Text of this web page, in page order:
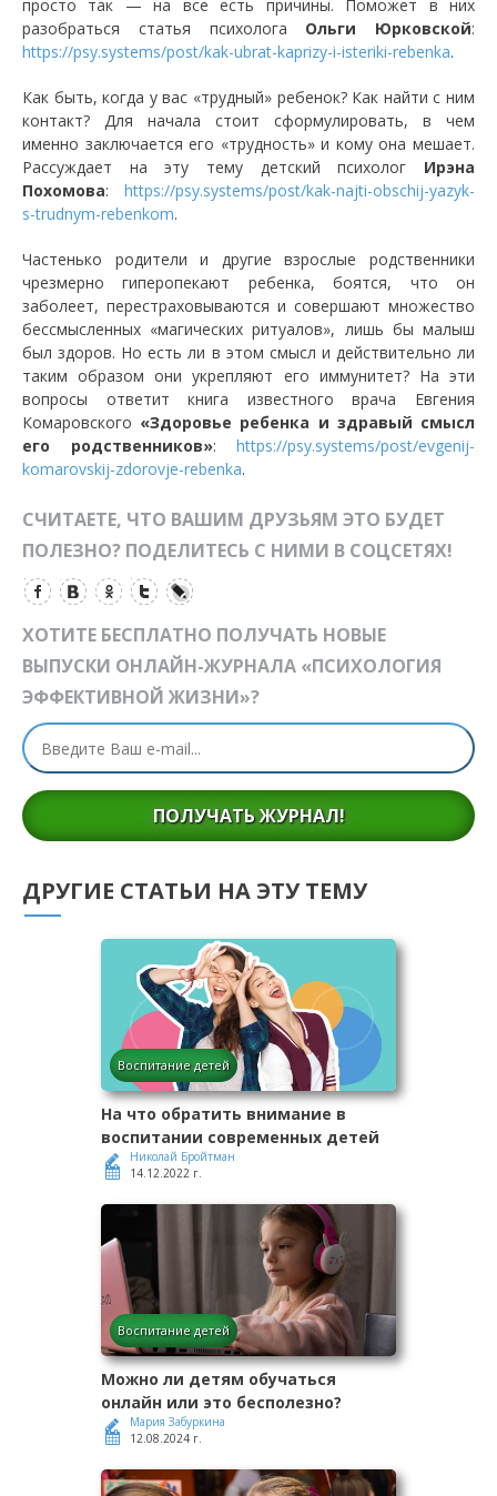
просто так — на все есть причины. Поможет в них
разобраться статья психолога Ольги Юрковской:
https://psy.systems/post/kak-ubrat-kaprizy-i-isteriki-rebenka.
Как быть, когда у вас «трудный» ребенок? Как найти с ним
контакт? Для начала стоит сформулировать, в чем
именно заключается его «трудность» и кому она мешает.
Рассуждает на эту тему детский психолог Ирэна
Похомова: https://psy.systems/post/kak-najti-obschij-yazyk-
s-trudnym-rebenkom.
Частенько родители и другие взрослые родственники
чрезмерно гиперопекают ребенка, боятся, что он
заболеет, перестраховываются и совершают множество
бессмысленных «магических ритуалов», лишь бы малыш
был здоров. Но есть ли в этом смысл и действительно ли
таким образом они укрепляют его иммунитет? На эти
вопросы ответит книга известного врача Евгения
Комаровского «Здоровье ребенка и здравый смысл
его родственников»: https://psy.systems/post/evgenij-
komarovskij-zdorovje-rebenka.
СЧИТАЕТЕ, ЧТО ВАШИМ ДРУЗЬЯМ ЭТО БУДЕТ
ПОЛЕЗНО? ПОДЕЛИТЕСЬ С НИМИ В СОЦСЕТЯХ!
ХОТИТЕ БЕСПЛАТНО ПОЛУЧАТЬ НОВЫЕ
ВЫПУСКИ ОНЛАЙН-ЖУРНАЛА «ПСИХОЛОГИЯ
ЭФФЕКТИВНОЙ ЖИЗНИ»?
ПОЛУЧАТЬ ЖУРНАЛ!
ДРУГИЕ СТАТЬИ НА ЭТУ ТЕМУ
Воспитание детей
На что обратить внимание в
воспитании современных детей
Николай Бройтман
14.12.2022 г.
Воспитание детей
Можно ли детям обучаться
онлайн или это бесполезно?
Мария Забуркина
12.08.2024 г.